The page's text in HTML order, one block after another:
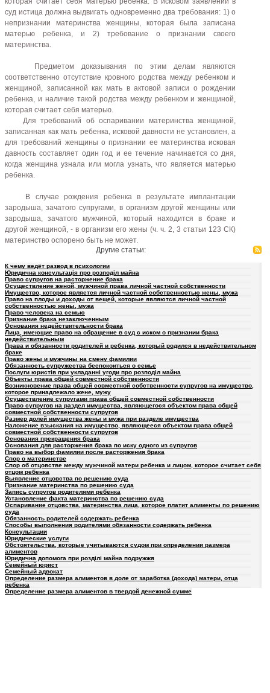
суд истица должна выдвигать одновременно два требования: 1) о
непризнании материнства женщины, которая была записана
матерью ребенка, и 2) требование о признании своего
материнства.
Предметом доказывания по этим делам являются
соответственно отсутствие кровного родства между ребенком и
женщиной, записанной как мать в актовой записи о рождении
ребенка, и наличие такой родства между ребенком и женщиной,
которая считает себя матерью.
Для требований об оспаривании материнства женщиной,
записанная как мать ребенка, исковой давности не установлен, а
для требований женщины о признании ее материнства исковая
давность составляет один год и ее течение начинается со дня,
когда женщина узнала или могла узнать, что является матерью
ребенка.
В случае рождения ребенка в результате имплантации
зародыша, зачатого супругами, в организм другой женщины или
зародыша, зачатого мужчиной, который находится в браке и
другой женщиной, - в организм его жены (ч. ч. 2, 3 статьи 123 СК)
материнство оспорено быть не может.
Другие статьи:
К чему ведёт развод в психологии
Юридична консультація про розподіл майна
Право супругов на расторжение брака
Осуществление женой, мужчиной права личной частной собственности
Имущество, которое является личной частной собственностью жены, мужа
Право на плоды и доходы от вещей, которые являются личной частной
собственностью жены, мужа
Право человека на семью
Признание брака незаключенным
Основания недействительности брака
Лица, имеющие право на обращение в суд с иском о признании брака
недействительным
Права и обязанности родителей и ребенка, который родился в недействительном
браке
Право жены и мужчины на смену фамилии
Обязанность супружества беспокоиться о семье
Послуги юристів при укладанні угоди про розподіл майна
Объекты права общей совместной собственности
Возникновение права общей совместной собственности супругов на имущество,
которое принадлежало жене, мужу
Осуществление супругами права общей совместной собственности
Право супругов на раздел имущества, являющегося объектом права общей
совместной собственности супругов
Размер долей имущества жены и мужа при разделе имущества
Наложение взыскания на имущество, являющееся объектом права общей
совместной собственности супругов
Основания прекращения брака
Основания для расторжения брака по иску одного из супругов
Право на выбор фамилии после расторжения брака
Спор о материнстве
Спор об отцовстве между мужчиной матери ребенка и лицом, которое считает себя
отцом ребенка
Выявление отцовства по решению суда
Признание материнства по решению суда
Запись супругов родителями ребенка
Установление факта материнства по решению суда
Оспаривание отцовства, материнства лица, которое платит алименты по решению
суда
Обязанность родителей содержать ребенка
Способы выполнения родителями обязанности содержать ребенка
Консультации
Юридические услуги
Обстоятельства, которые учитываются судом при определении размера
алиментов
Юридична допомога при розділі майна подружжя
Семейный юрист
Семейный адвокат
Определение размера алиментов в доле от заработка (дохода) матери, отца
ребенка
Определение размера алиментов в твердой денежной сумме